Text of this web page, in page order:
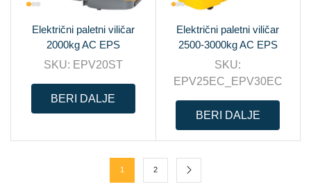
Električni paletni viličar
2000kg AC EPS
SKU: EPV20ST
BERI DALJE
Električni paletni viličar
2500-3000kg AC EPS
SKU:
EPV25EC_EPV30EC
BERI DALJE
1 2